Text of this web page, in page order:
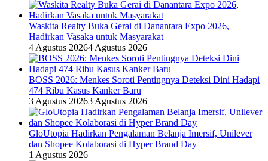
Waskita Realty Buka Gerai di Danantara Expo 2026,
Hadirkan Vasaka untuk Masyarakat
4 Agustus 20264 Agustus 2026
BOSS 2026: Menkes Soroti Pentingnya Deteksi Dini Hadapi
474 Ribu Kasus Kanker Baru
3 Agustus 20263 Agustus 2026
GloUtopia Hadirkan Pengalaman Belanja Imersif, Unilever
dan Shopee Kolaborasi di Hyper Brand Day
1 Agustus 2026